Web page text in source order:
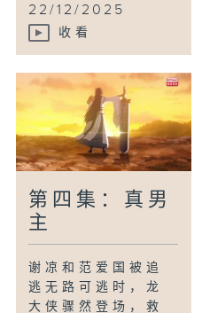
22/12/2025
收看
第四集：真男
主
谢凉和范爱国被追
逃无路可逃时，龙
大侠骤然登场，救